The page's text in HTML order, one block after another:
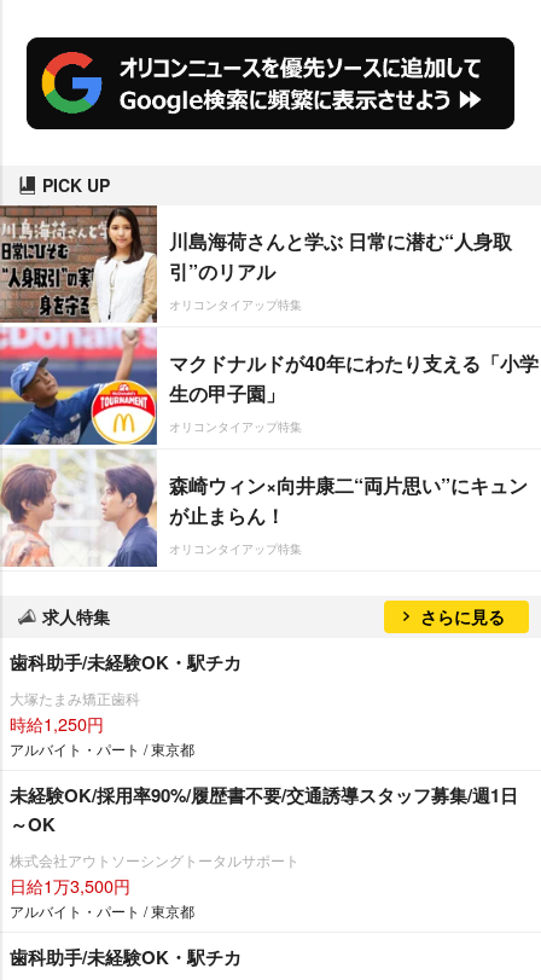
PICK UP
川島海荷さんと学ぶ 日常に潜む“人身取
引”のリアル
オリコンタイアップ特集
マクドナルドが40年にわたり支える「小学
生の甲子園」
オリコンタイアップ特集
森崎ウィン×向井康二“両片思い”にキュン
が止まらん！
オリコンタイアップ特集
求人特集 さらに見る
歯科助手/未経験OK・駅チカ
大塚たまみ矯正歯科
時給1,250円
アルバイト・パート / 東京都
未経験OK/採用率90%/履歴書不要/交通誘導スタッフ募集/週1日
～OK
株式会社アウトソーシングトータルサポート
日給1万3,500円
アルバイト・パート / 東京都
歯科助手/未経験OK・駅チカ